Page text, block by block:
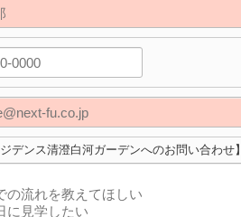
デンス清澄白河ガーデンへのお問い合わせ】